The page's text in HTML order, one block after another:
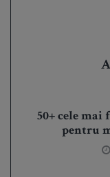
50+ cele mai
pentru